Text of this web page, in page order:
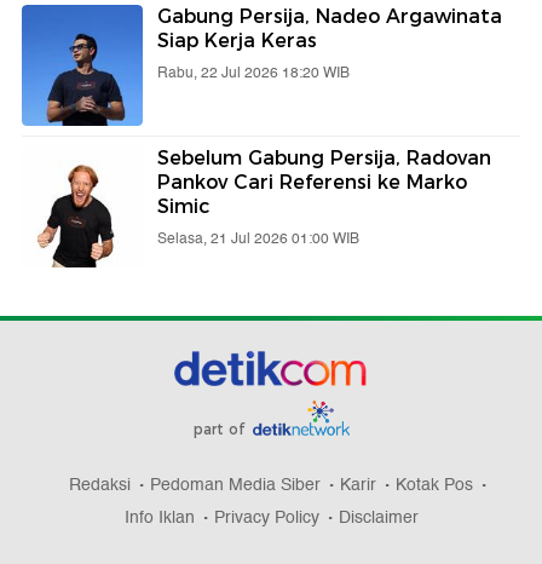
Gabung Persija, Nadeo Argawinata
Siap Kerja Keras
Rabu, 22 Jul 2026 18:20 WIB
Sebelum Gabung Persija, Radovan
Pankov Cari Referensi ke Marko
Simic
Selasa, 21 Jul 2026 01:00 WIB
part of
Redaksi Pedoman Media Siber Karir
Kotak Pos
Info Iklan
Privacy Policy Disclaimer